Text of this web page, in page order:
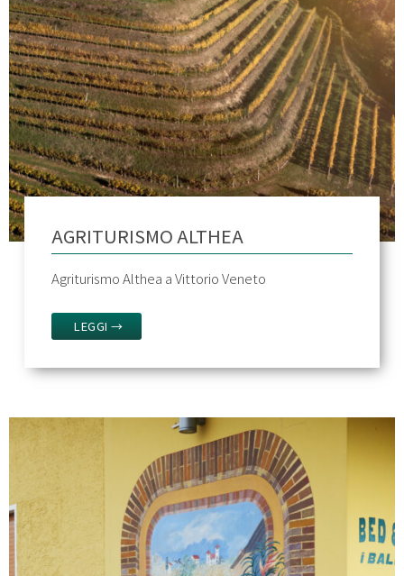
AGRITURISMO ALTHEA
Agriturismo Althea a Vittorio Veneto
LEGGI →